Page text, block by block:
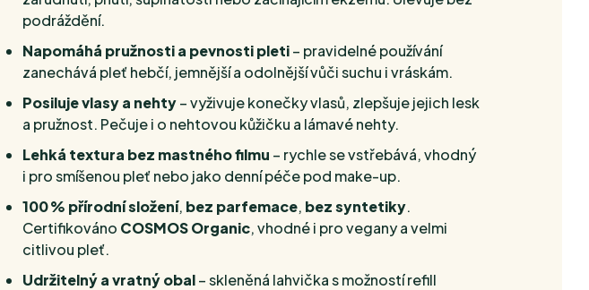
podráždění.
Napomáhá pružnosti a pevnosti pleti– pravidelné používání
zanechává pleť hebčí, jemnější a odolnější vůči suchu i vráskám.
Posiluje vlasy a nehty– vyživuje konečky vlasů, zlepšuje jejich lesk
a pružnost. Pečuje i o nehtovou kůžičku a lámavé nehty.
Lehká textura bez mastného filmu – rychle se vstřebává, vhodný
i pro smíšenou pleť nebo jako denní péče pod make-up.
100 % přírodní složení, bez parfemace, bez syntetiky.
Certifikováno COSMOS Organic, vhodné i pro vegany a velmi
citlivou pleť.
Udržitelný a vratný obal– skleněná lahvička s možností refill